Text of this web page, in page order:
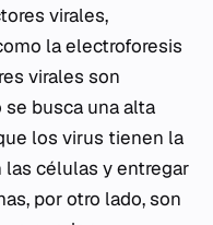
virales,
la electroforesis
virales son
busca una alta
los virus tienen la
las células y entregar
por otro lado, son